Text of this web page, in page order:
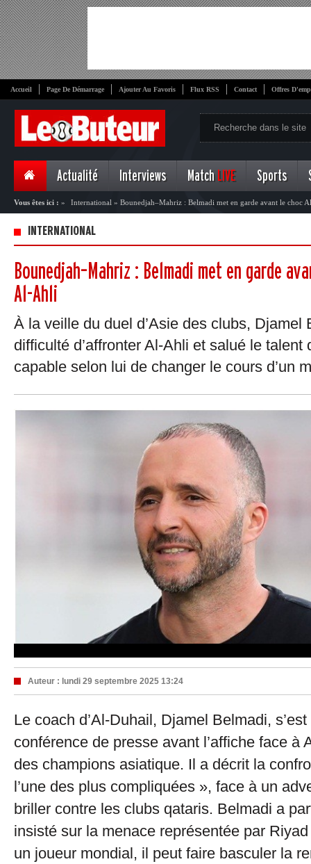
Accueil Page De Démarrage Ajouter Au Favoris Flux RSS Contact Offres
Actualité Interviews Match LIVE Sports
Vous êtes ici : » International » Bounedjah–Mahriz : Belmadi met en garde avant le choc
INTERNATIONAL
Bounedjah–Mahriz : Belmadi met en garde
Al-Ahli
À la veille du duel d’Asie des clubs, Djamel
difficulté d’affronter Al-Ahli et salué le talent
capable selon lui de changer le cours d’un
Auteur : lundi 29 septembre 2025 13:24
Le coach d’Al-Duhail, Djamel Belmadi,
conférence de presse avant l’affiche face à
des champions asiatique. Il a décrit la
l’une des plus compliquées », face à un
briller contre les clubs qataris. Belmadi a
insisté sur la menace représentée par Riyad
un joueur mondial, il peut faire basculer la